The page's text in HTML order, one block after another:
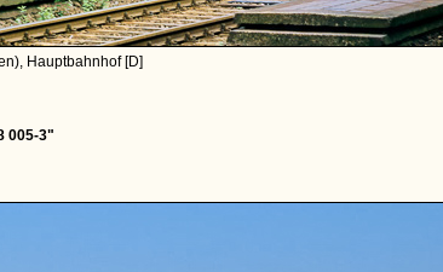
Hauptbahnhof [D]
005-3"